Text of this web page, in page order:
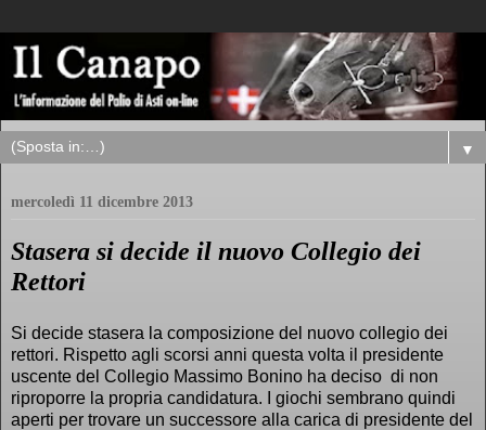
▼
mercoledì 11 dicembre 2013
Stasera si decide il nuovo Collegio dei
Rettori
Si decide stasera la composizione del nuovo collegio dei
rettori. Rispetto agli scorsi anni questa volta il presidente
uscente del Collegio Massimo Bonino ha deciso di non
riproporre la propria candidatura. I giochi sembrano quindi
aperti per trovare un successore alla carica di presidente del